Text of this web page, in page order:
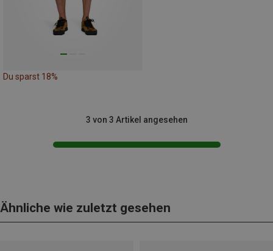
Du sparst 18%
3 von 3 Artikel angesehen
Ähnliche wie zuletzt gesehen